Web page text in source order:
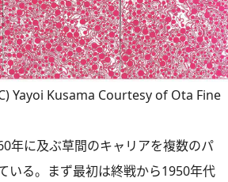
Yayoi Kusama Courtesy of Ota Fine
年に及ぶ草間のキャリアを複数のパ
いる。まず最初は終戦から1950年代